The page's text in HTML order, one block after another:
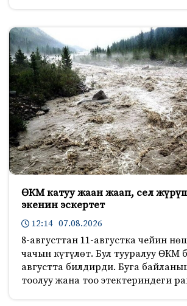
ӨКМ катуу жаан жаап, сел
экенин эскертет
12:14 07.08.2026
8-августтан 11-августка чейин
чачын күтүлөт. Бул тууралуу ӨКМ
августта билдирди. Буга
тоолуу жана тоо этектериндеги